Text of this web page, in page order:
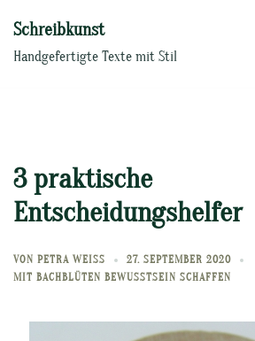
Inhalt
springen
Schreibkunst
Handgefertigte Texte mit Stil
3 praktische
Entscheidungshelfer
VON PETRA WEISS
27. SEPTEMBER 2020
MIT BACHBLÜTEN BEWUSSTSEIN SCHAFFEN